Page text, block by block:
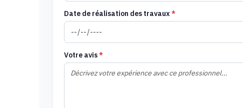
Date de réalisation des travaux *
Votre avis*